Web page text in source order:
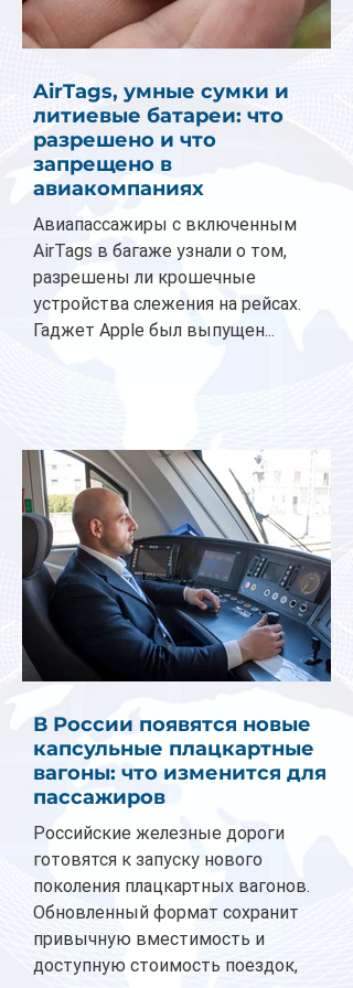
AirTags, умные сумки и
литиевые батареи: что
разрешено и что
запрещено в
авиакомпаниях
Авиапассажиры с включенным
AirTags в багаже узнали о том,
разрешены ли крошечные
устройства слежения на рейсах.
Гаджет Apple был выпущен...
В России появятся новые
капсульные плацкартные
вагоны: что изменится для
пассажиров
Российские железные дороги
готовятся к запуску нового
поколения плацкартных вагонов.
Обновленный формат сохранит
привычную вместимость и
доступную стоимость поездок,